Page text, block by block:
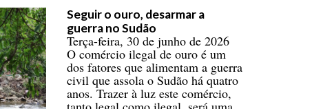
Seguir o ouro, desarmar a
guerra no Sudão
Terça-feira, 30 de junho de 2026
O comércio ilegal de ouro é um
dos fatores que alimentam a guerra
civil que assola o Sudão há quatro
anos. Trazer à luz este comércio,